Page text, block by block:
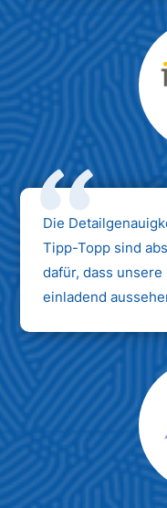
Die
Tipp-Topp sind
dafür, dass
einladend